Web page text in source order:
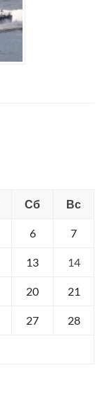
Сб Вс
6 7
13 14
20 21
27 28